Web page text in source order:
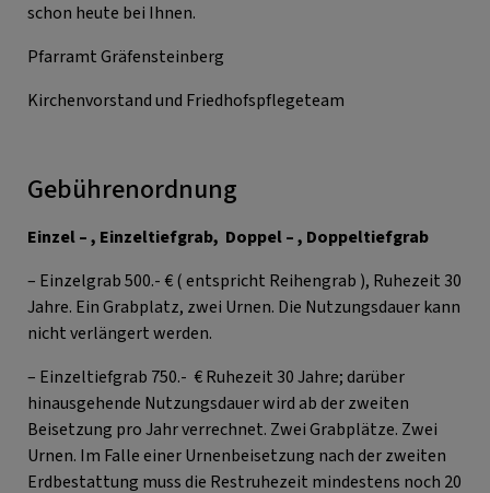
schon heute bei Ihnen.
Pfarramt Gräfensteinberg
Kirchenvorstand und Friedhofspflegeteam
Gebührenordnung
Einzel – , Einzeltiefgrab, Doppel – , Doppeltiefgrab
– Einzelgrab 500.- € ( entspricht Reihengrab ), Ruhezeit 30
Jahre. Ein Grabplatz, zwei Urnen. Die Nutzungsdauer kann
nicht verlängert werden.
– Einzeltiefgrab 750.- € Ruhezeit 30 Jahre; darüber
hinausgehende Nutzungsdauer wird ab der zweiten
Beisetzung pro Jahr verrechnet. Zwei Grabplätze. Zwei
Urnen. Im Falle einer Urnenbeisetzung nach der zweiten
Erdbestattung muss die Restruhezeit mindestens noch 20